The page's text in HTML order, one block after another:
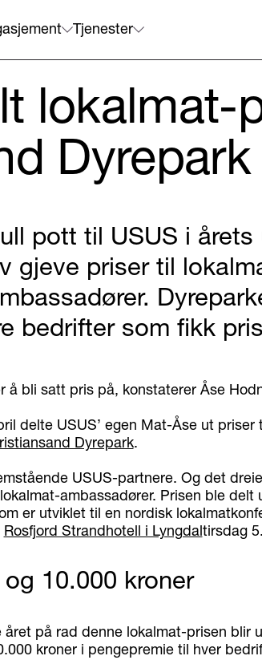
Tjenester
lokalmat-
Dyrepark
pott til USUS i årets
gjeve priser til
bedrifter som fikk
å bli satt pris på, konstaterer Åse
delte USUS’ egen Mat-Åse ut priser
Dyrepark.
USUS-partnere. Og det
ambassadører. Prisen ble delt
er utviklet til en nordisk
Rosfjord Strandhotell i Lyngdaltirsdag
10.000 kroner
året på rad denne lokalmat-prisen blir
kroner i pengepremie til hver